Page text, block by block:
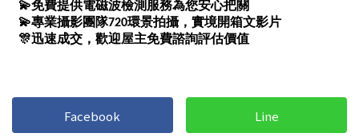
Facebook Line